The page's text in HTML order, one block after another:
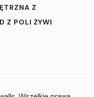
Z
Z POLI ŻYWI